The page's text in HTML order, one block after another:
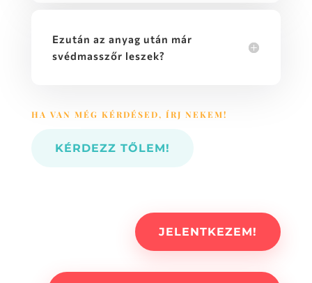
Ezután az anyag után már
svédmasszőr leszek?
HA VAN MÉG KÉRDÉSED, ÍRJ NEKEM!
KÉRDEZZ TŐLEM!
JELENTKEZEM!